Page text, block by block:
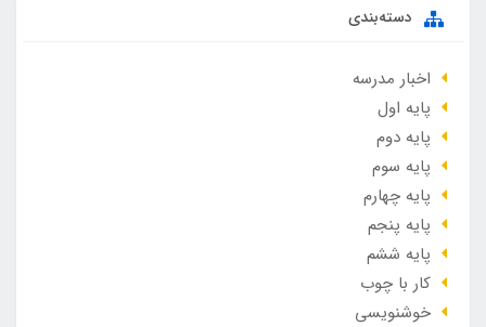
دسته‌بندی
اخبار مدرسه
پایه اول
پایه دوم
پایه سوم
پایه چهارم
پایه پنجم
پایه ششم
کار با چوب
خوشنویسی